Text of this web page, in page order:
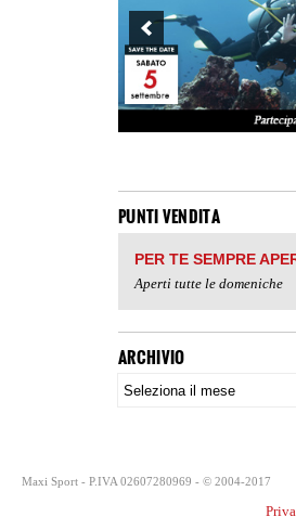
PUNTI VENDITA
PER TE SEMPRE
Aperti tutte le domeniche
ARCHIVIO
Maxi Sport - P.IVA 02607280969 - © 2004-2017